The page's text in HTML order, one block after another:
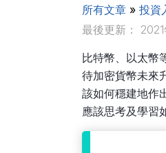
所有文章» 投資
最後更新：
比特幣、以太幣
待加密貨幣未來
該如何穩建地作
應該思考及學習